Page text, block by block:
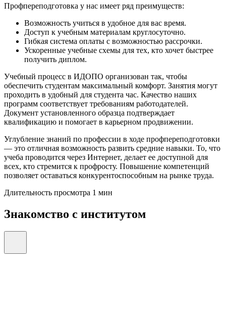
Профпереподготовка у нас имеет ряд преимуществ:
Возможность учиться в удобное для вас время.
Доступ к учебным материалам круглосуточно.
Гибкая система оплаты с возможностью рассрочки.
Ускоренные учебные схемы для тех, кто хочет быстрее
получить диплом.
Учебный процесс в ИДОПО организован так, чтобы
обеспечить студентам максимальный комфорт. Занятия могут
проходить в удобный для студента час. Качество наших
программ соответствует требованиям работодателей.
Документ установленного образца подтверждает
квалификацию и помогает в карьерном продвижении.
Углубление знаний по профессии в ходе профпереподготовки
— это отличная возможность развить средние навыки. То, что
учеба проводится через Интернет, делает ее доступной для
всех, кто стремится к профросту. Повышение компетенций
позволяет оставаться конкурентоспособным на рынке труда.
Длительность просмотра 1 мин
Знакомство с институтом